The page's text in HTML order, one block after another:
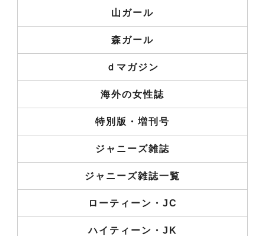
山ガール
森ガール
ｄマガジン
海外の女性誌
特別版・増刊号
ジャニーズ雑誌
ジャニーズ雑誌一覧
ローティーン・JC
ハイティーン・JK